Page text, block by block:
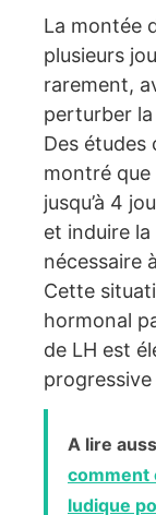
La montée
plusieurs
rarement,
perturber
Des études
montré que
jusqu’à 4
et induire
nécessaire
Cette
hormonal
de LH est
A lire
comment
ludique